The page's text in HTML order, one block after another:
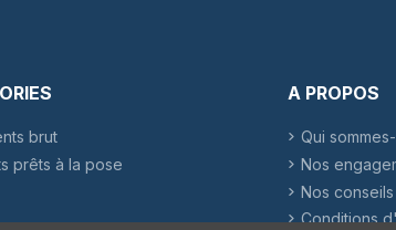
brut
prêts à la pose
A PROPOS
Qui
Nos
Nos conseils
Conditions